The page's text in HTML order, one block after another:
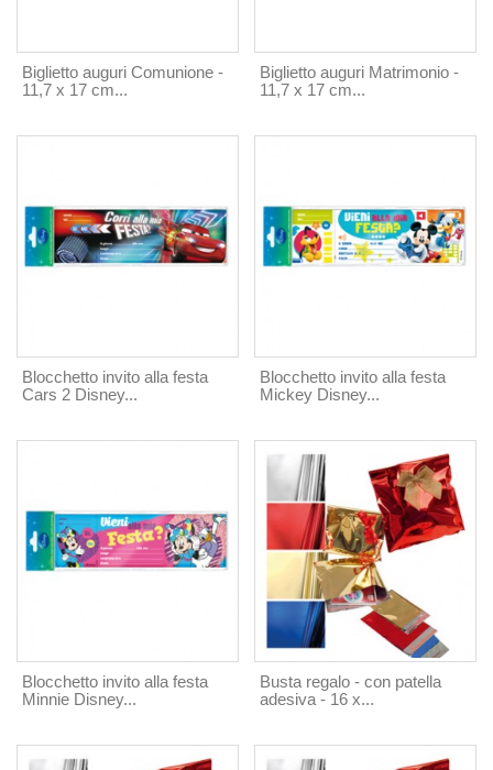
Biglietto auguri Comunione -
11,7 x 17 cm...
Biglietto auguri Matrimonio -
11,7 x 17 cm...
Blocchetto invito alla festa
Cars 2 Disney...
Blocchetto invito alla festa
Mickey Disney...
Blocchetto invito alla festa
Minnie Disney...
Busta regalo - con patella
adesiva - 16 x...